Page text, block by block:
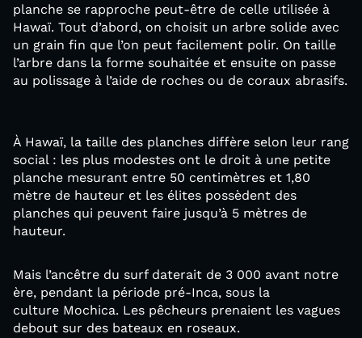
planche se rapproche peut-être de celle utilisée à
Hawaï. Tout d’abord, on choisit un arbre solide avec
un grain fin que l’on peut facilement polir. On taille
l’arbre dans la forme souhaitée et ensuite on passe
au polissage à l’aide de roches ou de coraux abrasifs.
À Hawaï, la taille des planches diffère selon leur rang
social : les plus modestes ont le droit à une petite
planche mesurant entre 50 centimètres et 1,80
mètre de hauteur et les élites possèdent des
planches qui peuvent faire jusqu’à 5 mètres de
hauteur.
Mais l’ancêtre du surf daterait de 3 000 avant notre
ère, pendant la période pré-Inca, sous la
culture Mochica. Les pêcheurs prenaient les vagues
debout sur des bateaux en roseaux.